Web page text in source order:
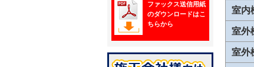
ファックス送信用紙
のダウンロードはこ
ちらから
室内
室外
室外